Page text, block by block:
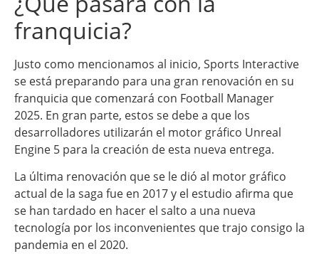
franquicia?
Justo como mencionamos al inicio, Sports Interactive
se está preparando para una gran renovación en su
franquicia que comenzará con Football Manager
2025. En gran parte, estos se debe a que los
desarrolladores utilizarán el motor gráfico Unreal
Engine 5 para la creación de esta nueva entrega.
La última renovación que se le dió al motor gráfico
actual de la saga fue en 2017 y el estudio afirma que
se han tardado en hacer el salto a una nueva
tecnología por los inconvenientes que trajo consigo la
pandemia en el 2020.